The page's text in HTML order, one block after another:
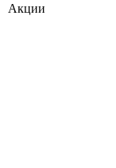
Акции